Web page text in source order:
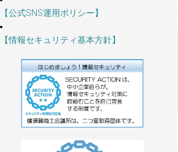
【公式SNS運用ポリシー】
【情報セキュリティ基本方針】